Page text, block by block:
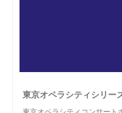
東京オペラシティシリー
東京オペラシティコンサート